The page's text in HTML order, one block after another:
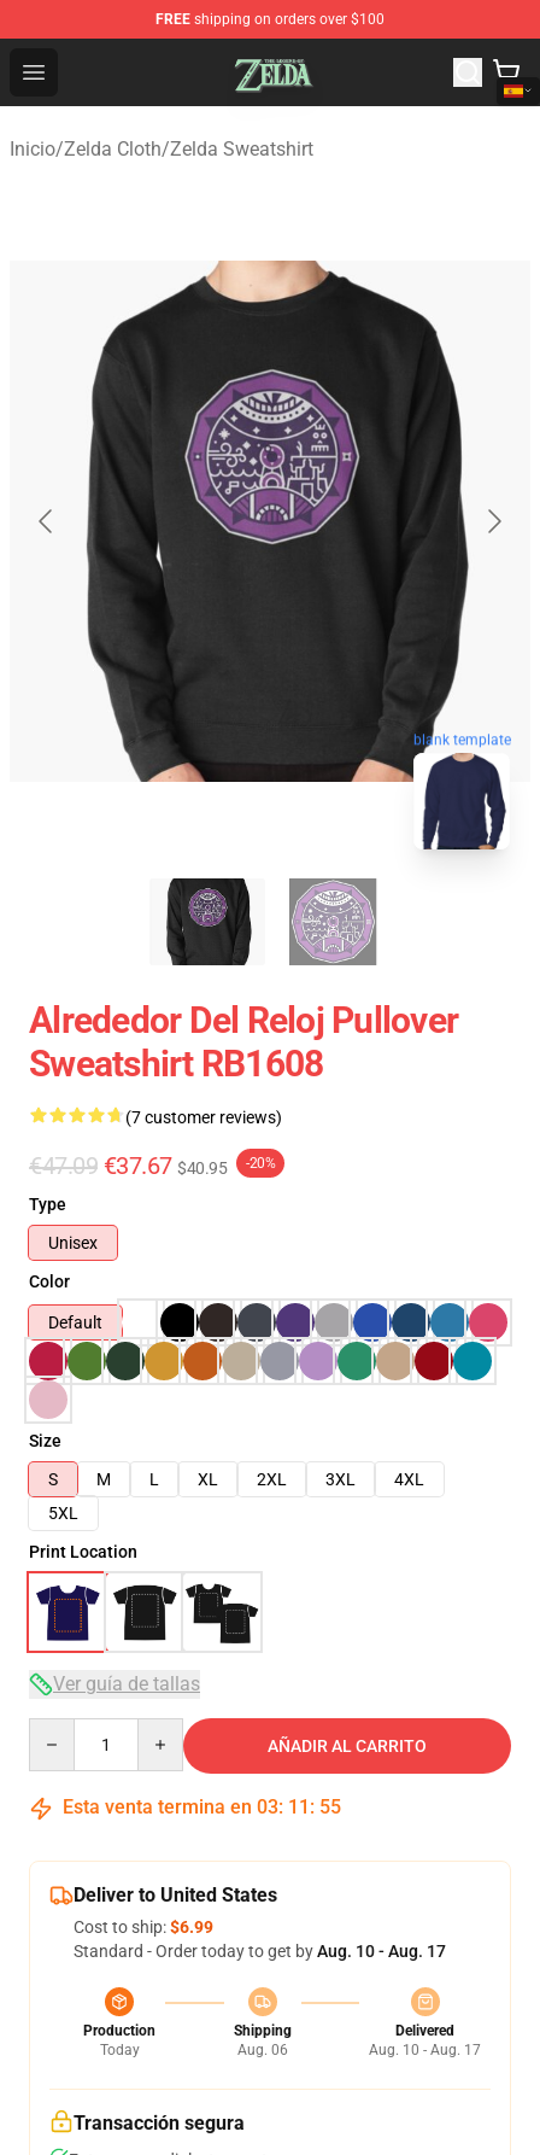
FREE shipping on orders over $100
Open menu
The Legend of Zelda Store - Official The Legend of
Inicio/Zelda Cloth/Zelda Sweatshirt
blank template
Alrededor Del Reloj Pullover
Sweatshirt RB1608
(7 customer reviews)
€47.09 €37.67 $40.95 -20%
Type
Unisex
Color
Default
Size
S
M L XL 2XL 3XL
4XL
5XL
Print Location
Ver guía de tallas
AÑADIR AL CARRITO
Esta venta termina en 03: 11 : 54
Deliver to United States
Cost to ship:$6.99
Standard - Order today to get byAug. 10 - Aug. 17
Production
Today
Shipping
Aug. 06
Delivered
Aug. 10 - Aug. 17
Transacción segura